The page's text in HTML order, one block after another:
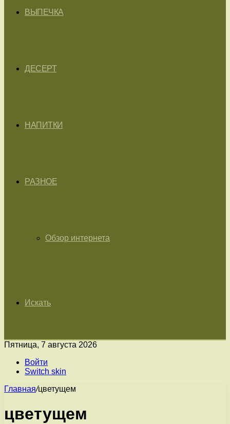
ВЫПЕЧКА
ДЕСЕРТ
НАПИТКИ
РАЗНОЕ
Обзор интернета
Искать
Пятница, 7 августа 2026
Войти
Switch skin
Главная/цветущем
цветущем